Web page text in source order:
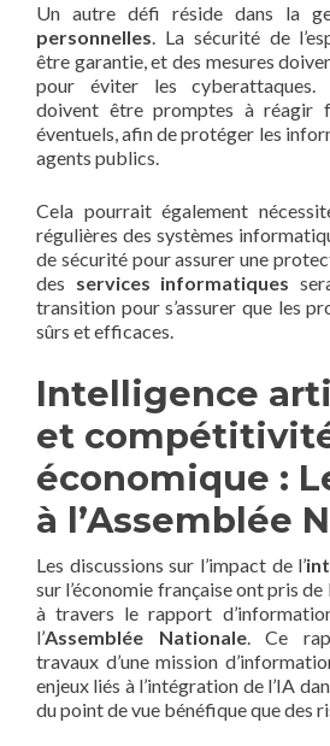
Un autre défi réside dans la
personnelles. La sécurité de
être garantie, et des mesures
pour éviter les cyberattaques.
doivent être promptes à réagir
éventuels, afin de protéger les
agents publics.
Cela pourrait également
régulières des systèmes
de sécurité pour assurer une
des services informatiques
transition pour s’assurer que les
sûrs et efficaces.
Intelligence
et
économique :
à l’Assemblée
Les discussions sur l’impact de l’
sur l’économie française ont pris de
à travers le rapport
l’Assemblée Nationale. Ce
travaux d’une mission
enjeux liés à l’intégration de l’IA
du point de vue bénéfique que des